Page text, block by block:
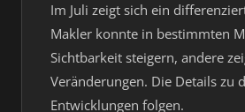
Im Juli zeigt sich ein
Makler konnte in bestimmten
Sichtbarkeit steigern, andere
Veränderungen. Die Details zu
Entwicklungen folgen.